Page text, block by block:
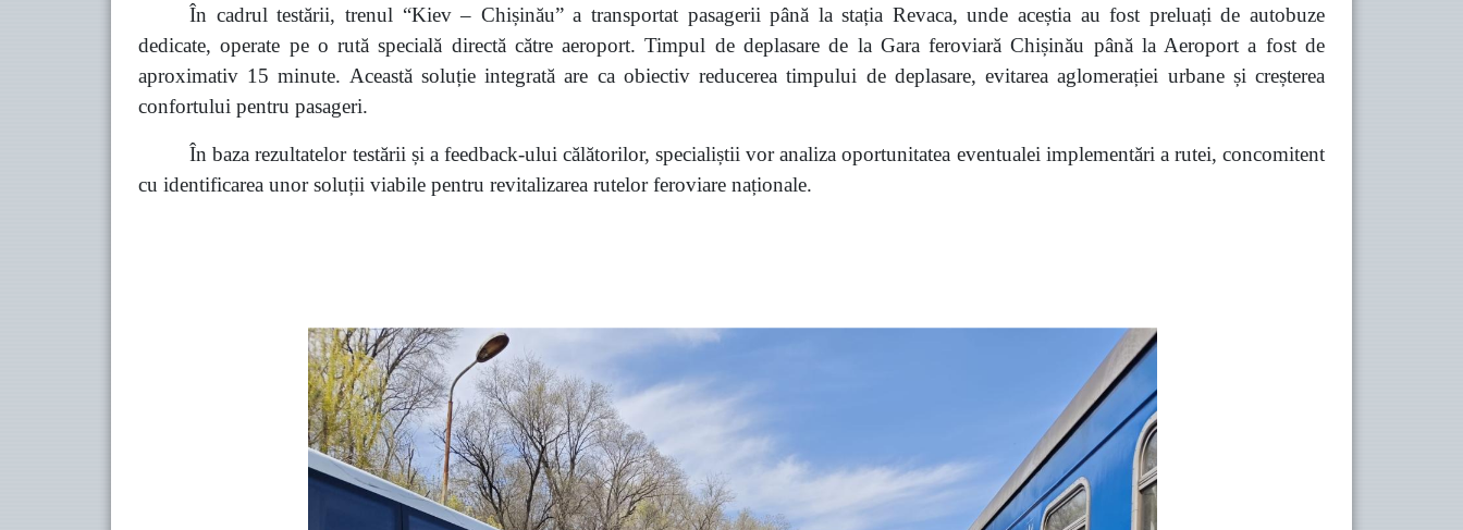
În cadrul testării, trenul “Kiev – Chișinău” a transportat pasagerii până la stația Revaca, unde aceștia au fost preluați de autobuze
dedicate, operate pe o rută specială directă către aeroport. Timpul de deplasare de la Gara feroviară Chișinău până la Aeroport a fost de
aproximativ 15 minute. Această soluție integrată are ca obiectiv reducerea timpului de deplasare, evitarea aglomerației urbane și creșterea
confortului pentru pasageri.
În baza rezultatelor testării și a feedback-ului călătorilor, specialiștii vor analiza oportunitatea eventualei implementări a rutei, concomitent
cu identificarea unor soluții viabile pentru revitalizarea rutelor feroviare naționale.